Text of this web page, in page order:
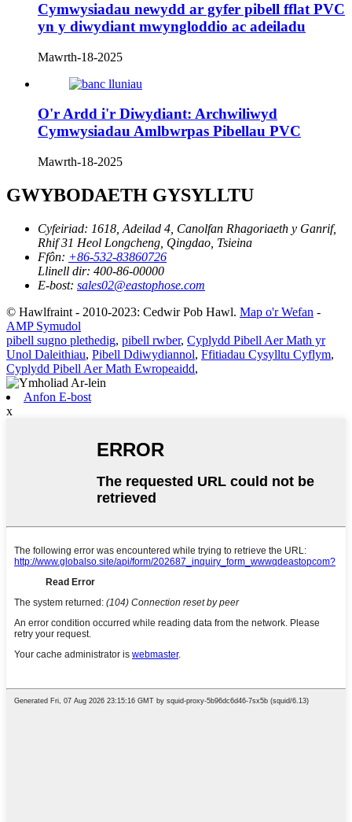
Cymwysiadau newydd ar gyfer pibell fflat PVC
yn y diwydiant mwyngloddio ac adeiladu
Mawrth-18-2025
O'r Ardd i'r Diwydiant: Archwiliwyd
Cymwysiadau Amlbwrpas Pibellau PVC
Mawrth-18-2025
GWYBODAETH GYSYLLTU
Cyfeiriad: 1618, Adeilad 4, Canolfan Rhagoriaeth y Ganrif,
Rhif 31 Heol Longcheng, Qingdao, Tsieina
Ffôn: +86-532-83860726
Llinell dir: 400-86-00000
E-bost: sales02@eastophose.com
© Hawlfraint - 2010-2023: Cedwir Pob Hawl. Map o'r Wefan -
AMP Symudol
pibell sugno plethedig, pibell rwber, Cyplydd Pibell Aer Math yr
Unol Daleithiau, Pibell Ddiwydiannol, Ffitiadau Cysylltu Cyflym,
Cyplydd Pibell Aer Math Ewropeaidd,
Anfon E-bost
x